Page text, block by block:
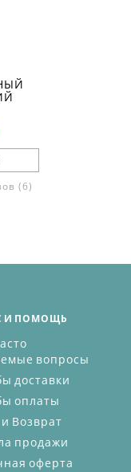
(6)
И ПОМОЩЬ
вопросы
доставки
оплаты
Возврат
продажи
оферта